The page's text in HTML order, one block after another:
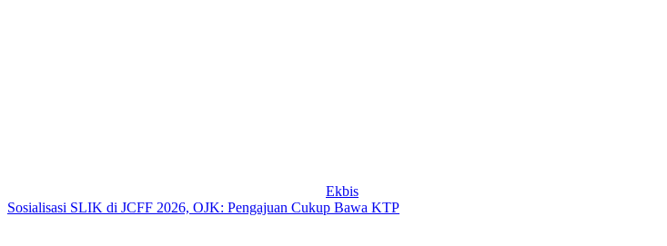
Ekbis
Sosialisasi SLIK di JCFF 2026, OJK: Pengajuan Cukup Bawa KTP